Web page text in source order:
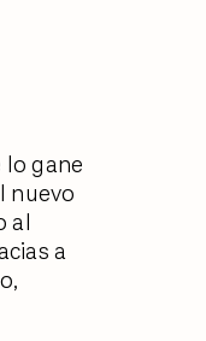
lo gane
nuevo
al
a